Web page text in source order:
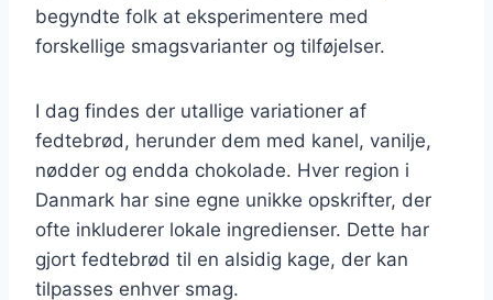
begyndte folk at eksperimentere med
forskellige smagsvarianter og tilføjelser.
I dag findes der utallige variationer af
fedtebrød, herunder dem med kanel, vanilje,
nødder og endda chokolade. Hver region i
Danmark har sine egne unikke opskrifter, der
ofte inkluderer lokale ingredienser. Dette har
gjort fedtebrød til en alsidig kage, der kan
tilpasses enhver smag.